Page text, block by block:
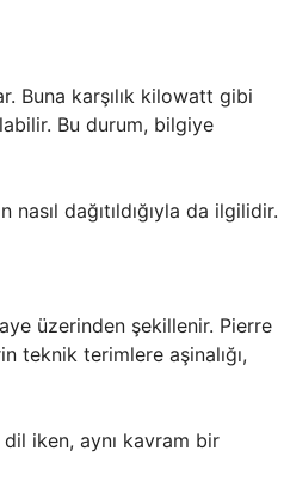
Buna karşılık kilowatt gibi
Bu durum, bilgiye
dağıtıldığıyla da ilgilidir.
üzerinden şekillenir. Pierre
teknik terimlere aşinalığı,
iken, aynı kavram bir